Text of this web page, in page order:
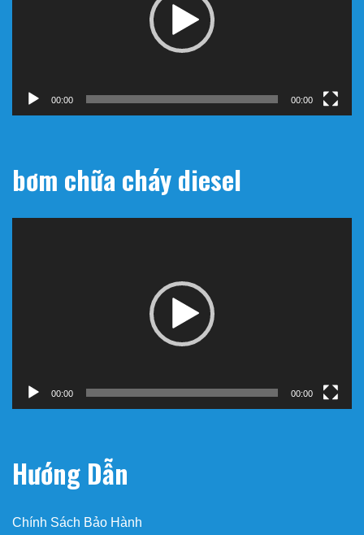
00:00 00:00
bơm chữa cháy diesel
00:00 00:00
Hướng Dẫn
Chính Sách Bảo Hành